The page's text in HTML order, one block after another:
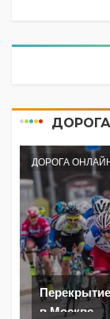
ДОРОГА
в Москве